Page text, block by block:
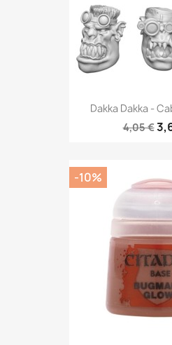
Dakka Dakka -
4,05 €
-10%